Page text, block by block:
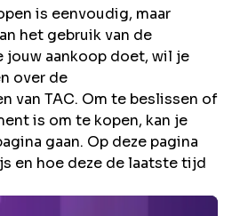
is eenvoudig, maar
het gebruik van de
jouw aankoop doet, wil je
over de
van TAC. Om te beslissen of
is om te kopen, kan je
gaan. Op deze pagina
en hoe deze de laatste tijd